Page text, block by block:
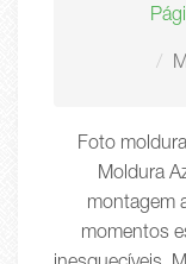
Foto
Moldura
montagem
momentos